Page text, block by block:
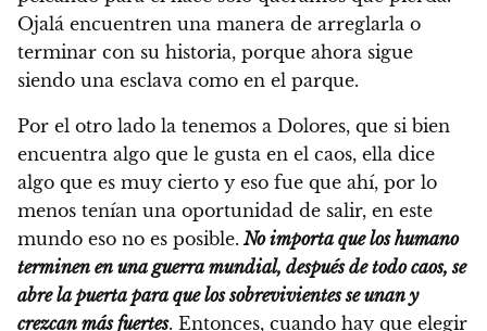
Ojalá encuentren una manera de arreglarla o
terminar con su historia, porque ahora sigue
siendo una esclava como en el parque.
Por el otro lado la tenemos a Dolores, que si bien
encuentra algo que le gusta en el caos, ella dice
algo que es muy cierto y eso fue que ahí, por lo
menos tenían una oportunidad de salir, en este
mundo eso no es posible. No importa que los humano
terminen en una guerra mundial, después de todo caos, se
abre la puerta para que los sobrevivientes se unan y
crezcan más fuertes. Entonces, cuando hay que elegir